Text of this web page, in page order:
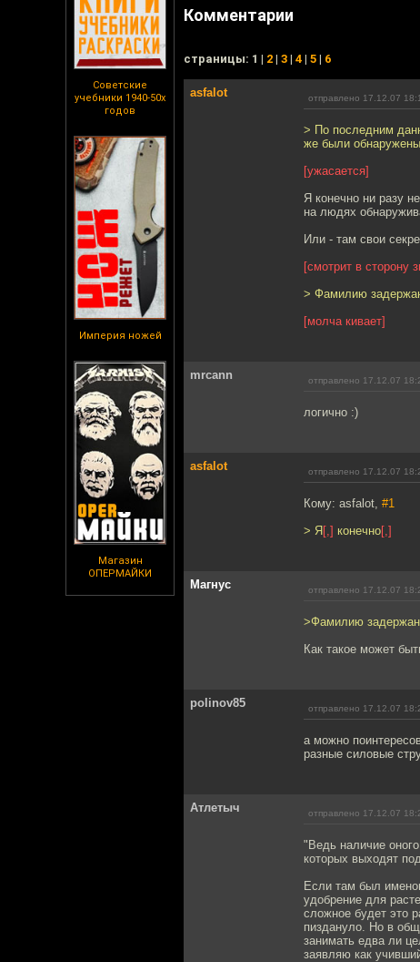
Советские
учебники 1940-50х
годов
Империя ножей
Магазин
ОПЕРМАЙКИ
Комментарии
cтраницы: 1 | 2 | 3 | 4 | 5 | 6
asfalot отправлено 17.12.07
> По последним
же были
[ужасается]
Я конечно ни разу
на людях
Или - там свои
[смотрит в сторону
> Фамилию
[молча кивает]
mrcann отправлено 17.12.07
логично :)
asfalot отправлено 17.12.07
Кому: asfalot, #1
> Я [,] конечно[,]
Магнус отправлено 17.12.07
>Фамилию
Как такое может
polinov85 отправлено 17.12.07
а можно
разные силовые
Атлетыч отправлено 17.12.07
"Ведь наличие
которых выходят
Если там был
удобрение для
сложное будет это
пиздануло. Но в
занимать едва ли
заявляю как